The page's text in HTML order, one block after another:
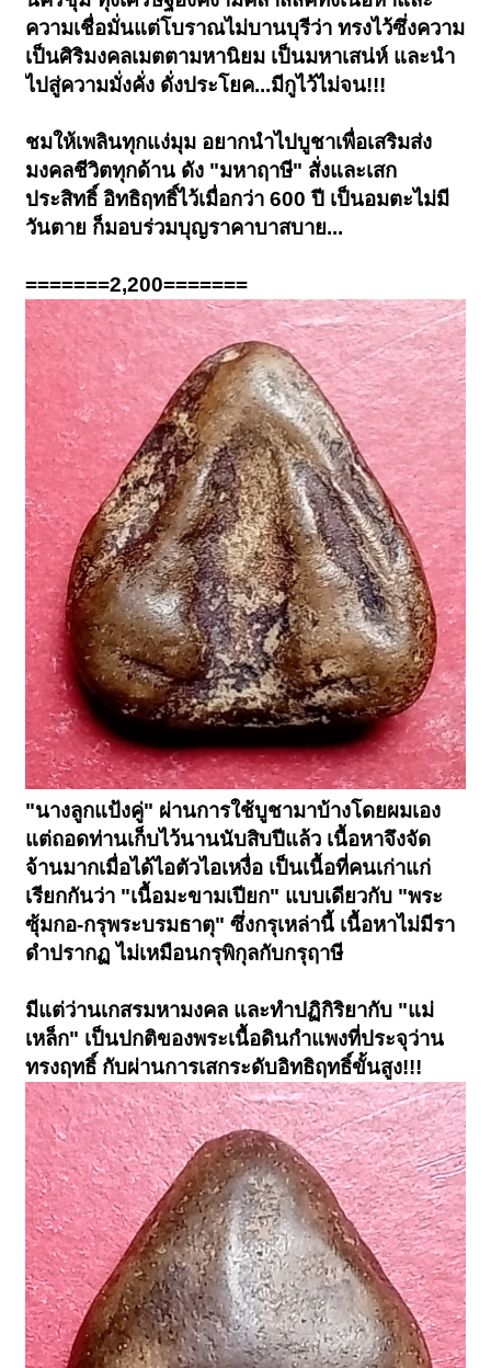
ความเชื่อมั่นแต่โบราณไม่บานบุรีว่า ทรงไว้ซึ่งความ
เป็นศิริมงคลเมตตามหานิยม เป็นมหาเสน่ห์ และนำ
ไปสู่ความมั่งคั่ง ดั่งประโยค...มีกูไว้ไม่จน!!!
ชมให้เพลินทุกแง่มุม อยากนำไปบูชาเพื่อเสริมส่ง
มงคลชีวิตทุกด้าน ดัง "มหาฤาษี" สั่งและเสก
ประสิทธิ์ อิทธิฤทธิ์ไว้เมื่อกว่า 600 ปี เป็นอมตะไม่มี
วันตาย ก็มอบร่วมบุญราคาบาสบาย...
=======2,200=======
"นางลูกแป้งคู่" ผ่านการใช้บูชามาบ้างโดยผมเอง
แต่ถอดท่านเก็บไว้นานนับสิบปีแล้ว เนื้อหาจึงจัด
จ้านมากเมื่อได้ไอตัวไอเหงื่อ เป็นเนื้อที่คนเก่าแก่
เรียกกันว่า "เนื้อมะขามเปียก" แบบเดียวกับ "พระ
ซุ้มกอ-กรุพระบรมธาตุ" ซึ่งกรุเหล่านี้ เนื้อหาไม่มีรา
ดำปรากฏ ไม่เหมือนกรุพิกุลกับกรุฤาษี
มีแต่ว่านเกสรมหามงคล และทำปฏิกิริยากับ "แม่
เหล็ก" เป็นปกติของพระเนื้อดินกำแพงที่ประจุว่าน
ทรงฤทธิ์ กับผ่านการเสกระดับอิทธิฤทธิ์ขั้นสูง!!!